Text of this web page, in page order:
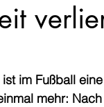
im Fußball
mehr: